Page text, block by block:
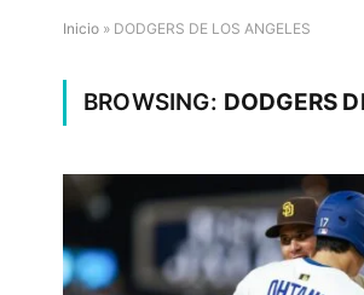
Inicio » DODGERS DE LOS ANGELES
BROWSING: DODGERS